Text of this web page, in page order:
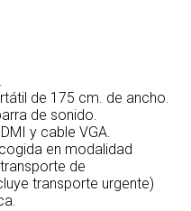
de 175 cm. de ancho.
de sonido.
y cable VGA.
en modalidad
de
transporte urgente)